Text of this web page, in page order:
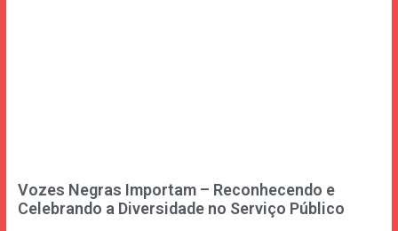
Vozes Negras Importam – Reconhecendo e
Celebrando a Diversidade no Serviço Público